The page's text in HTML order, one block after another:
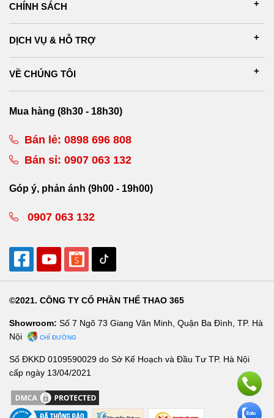
CHÍNH SÁCH
DỊCH VỤ & HỖ TRỢ
VỀ CHÚNG TÔI
Mua hàng (8h30 - 18h30)
Bán lẻ: 0898 696 808
Bán sỉ: 0907 063 132
Góp ý, phản ánh (9h00 - 19h00)
0907 063 132
©2021. CÔNG TY CỔ PHẦN THỂ THAO 365
Showroom: Số 7 Ngõ 73 Giang Văn Minh, Quận Ba Đình, TP. Hà
Nội
CHỈ ĐƯỜNG
Số ĐKKD 0109590029 do Sở Kế Hoạch và Đầu Tư TP. Hà Nội
cấp ngày 13/04/2021